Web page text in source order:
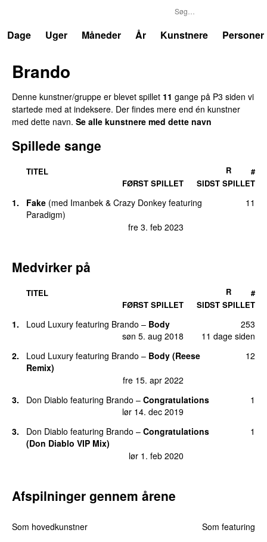
Dage
Uger Måneder År Kunstnere Personer
Brando
Denne kunstner/gruppe er blevet spillet 11 gange på P3 siden vi
startede med at indeksere. Der findes mere end én kunstner
med dette navn. Se alle kunstnere med dette navn
Spillede sange
TITEL
FØRST SPILLET
SIDST SPILLET
R #
1. Fake (med Imanbek & Crazy Donkey featuring
Paradigm)
fre 3. feb 2023
11
Medvirker på
TITEL
FØRST SPILLET
SIDST SPILLET
R #
1. Loud Luxury featuring Brando – Body
søn 5. aug 2018
11 dage siden
253
2. Loud Luxury featuring Brando – Body (Reese
Remix)
fre 15. apr 2022
12
3. Don Diablo featuring Brando – Congratulations
lør 14. dec 2019
1
3. Don Diablo featuring Brando – Congratulations
(Don Diablo VIP Mix)
lør 1. feb 2020
1
Afspilninger gennem årene
Som hovedkunstner Som featuring